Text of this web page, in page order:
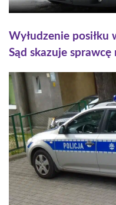
Wyłudzenie posiłku
Sąd skazuje sprawcę